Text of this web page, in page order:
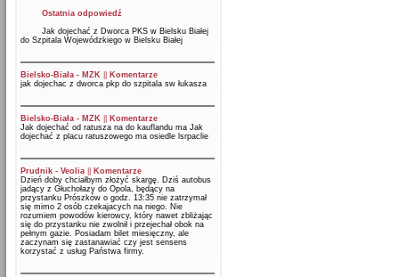
Ostatnia odpowiedź
Jak dojechać z Dworca PKS w Bielsku Białej
do Szpitala Wojewódzkiego w Bielsku Białej
Bielsko-Biała - MZK
Komentarze
jak dojechac z dworca pkp do szpitala sw łukasza
Bielsko-Biała - MZK
Komentarze
Jak dojechać od ratusza na do kauflandu ma Jak
dojechać z placu ratuszowego ma osiedle lsrpaclie
Prudnik - Veolia
Komentarze
Dzień doby chciałbym złożyć skargę. Dziś autobus
jadący z Głuchołazy do Opola, będący na
przystanku Prószków o godz. 13:35 nie zatrzymał
się mimo 2 osób czekajacych na niego. Nie
rozumiem powodów kierowcy, który nawet zbliżając
się do przystanku nie zwolnił i przejechał obok na
pełnym gazie. Posiadam bilet miesięczny, ale
zaczynam się zastanawiać czy jest sensens
korzystać z usług Państwa firmy.